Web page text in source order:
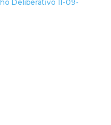
Deliberativo 11-09-